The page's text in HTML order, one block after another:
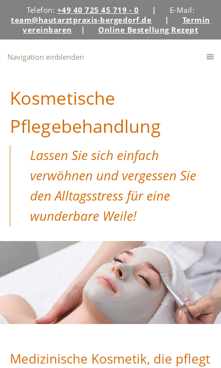
Telefon: +49 40 725 45 719 - 0 |
E-Mail:
team@hautarztpraxis-bergedorf.de | Termin
vereinbaren | Online Bestellung Rezept
Navigation einblenden
Kosmetische
Pflegebehandlung
Lassen Sie sich einfach
verwöhnen und vergessen Sie
den Alltagsstress für eine
wunderbare Weile!
Medizinische Kosmetik, die pflegt